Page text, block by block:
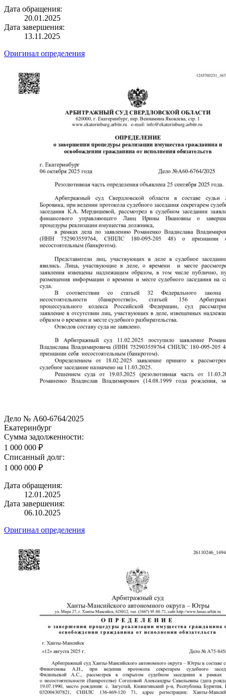
Дата обращения:
20.01.2025
Дата завершения:
13.11.2025
Оригинал определения
Дело № А60-6764/2025
Екатеринбург
Сумма задолженности:
1 000 000 ₽
Списанный долг:
1 000 000 ₽
Дата обращения:
12.01.2025
Дата завершения:
06.10.2025
Оригинал определения